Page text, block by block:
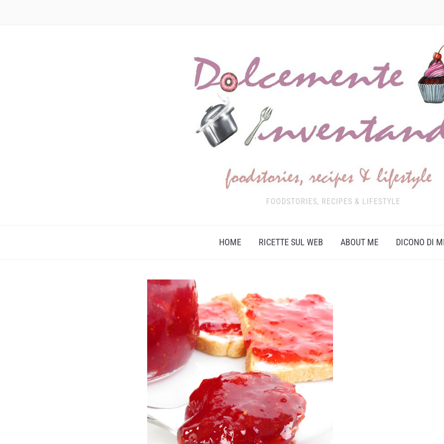
FOODSTORIES, RECIPES & LIFESTYLE
HOME RICETTE SUL WEB ABOUT ME DICONO DI